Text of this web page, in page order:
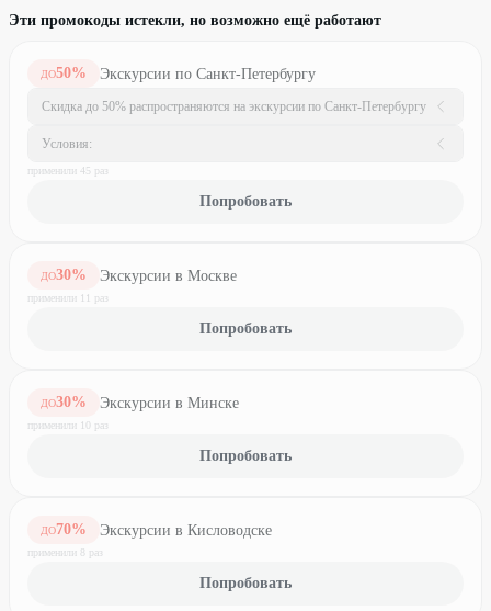
Эти промокоды истекли, но возможно ещё работают
ДО50% Экскурсии по Санкт-Петербургу
Скидка до 50% распространяются на экскурсии по Санкт-Петербургу
Условия:
применили 45 раз
Попробовать
ДО30% Экскурсии в Москве
применили 11 раз
Попробовать
ДО30% Экскурсии в Минске
применили 10 раз
Попробовать
ДО70% Экскурсии в Кисловодске
применили 8 раз
Попробовать